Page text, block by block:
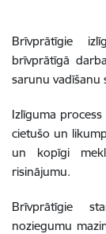
Brīvprātīgie
brīvprātīgā
sarunu vadīšanu
Izlīguma process
cietušo un
un kopīgi
risinājumu.
Brīvprātīgie
noziegumu